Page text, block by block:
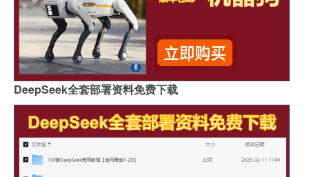
DeepSeek全套部署资料免费下载